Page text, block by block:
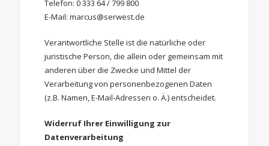
Telefon: 0 333 64 / 799 800
E-Mail: marcus@serwest.de
Verantwortliche Stelle ist die natürliche oder
juristische Person, die allein oder gemeinsam mit
anderen über die Zwecke und Mittel der
Verarbeitung von personenbezogenen Daten
(z.B. Namen, E-Mail-Adressen o. Ä.) entscheidet.
Widerruf Ihrer Einwilligung zur
Datenverarbeitung